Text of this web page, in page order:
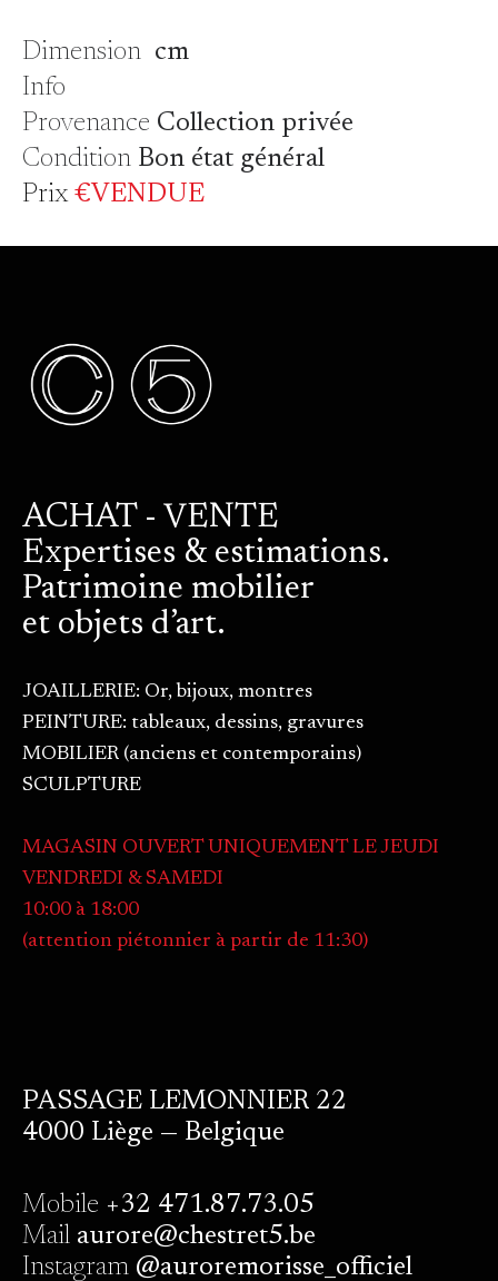
Dimensioncm
Info
Provenance Collection privée
Condition Bon état général
Prix€VENDUE
ACHAT - VENTE
Expertises & estimations.
Patrimoine mobilier
et objets d’art.
JOAILLERIE: Or, bijoux, montres
PEINTURE: tableaux, dessins, gravures
MOBILIER (anciens et contemporains)
SCULPTURE
MAGASIN OUVERT UNIQUEMENT LE JEUDI
VENDREDI & SAMEDI
10:00 à 18:00
(attention piétonnier à partir de 11:30)
PASSAGE LEMONNIER 22
4000 Liège — Belgique
Mobile +32 471.87.73.05
Mailaurore@chestret5.be
Instagram@auroremorisse_officiel